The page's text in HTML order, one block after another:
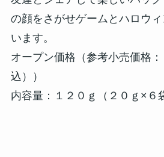
の顔をさがせゲームとハロウ
います。
オープン価格（参考小売価格
込））
内容量：１２０ｇ（２０ｇ×６